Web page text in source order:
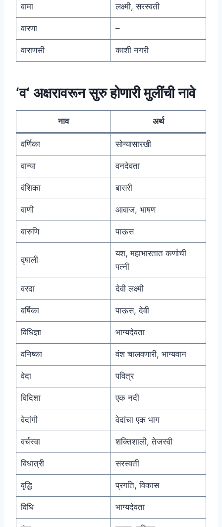
वामा लक्ष्मी, सरस्वती
वारणा –
वाराणसी काशी नगरी
‘व‘ अक्षरावरून सुरु होणारी मुलींची नावे
नाव अर्थ
वर्णिका सोन्यासारखी
वान्या वनदेवता
वंशिका बासरी
वाणी आवाज, भाषण
वारुणि पाऊस
वृषाली
यश, महाभारतात कर्णाची
पत्नी
वरदा देवी लक्ष्मी
वर्षिका पाऊस, देवी
विधिज्ञा भाग्यदेवता
वनिष्का वंश चालवणारी, भाग्यवान
वेदा पवित्र
विदिशा एक नदी
वेदांगी वेदांचा एक भाग
वर्चस्वा शक्तिशाली, तेजस्वी
विधात्री सरस्वती
वृद्धि प्रगति, विकास
विधि भाग्यदेवता